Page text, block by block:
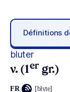
Définitions
bluter
v. (1er gr.)
FR [blyte]